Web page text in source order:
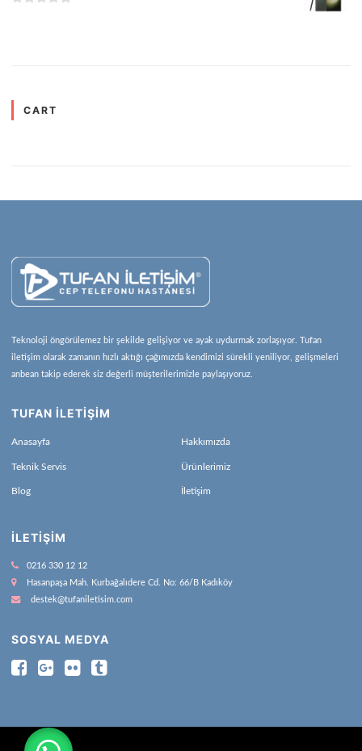
CART
Teknoloji öngörülemez bir şekilde gelişiyor ve ayak uydurmak zorlaşıyor. Tufan
iletişim olarak zamanın hızlı aktığı çağımızda kendimizi sürekli yeniliyor, gelişmeleri
anbean takip ederek siz değerli müşterilerimizle paylaşıyoruz.
TUFAN İLETİŞİM
Anasayfa Hakkımızda
Teknik Servis Ürünlerimiz
Blog İletişim
İLETIŞIM
0216 330 12 12
Hasanpaşa Mah. Kurbağalıdere Cd. No: 66/B Kadıköy
destek@tufaniletisim.com
SOSYAL MEDYA